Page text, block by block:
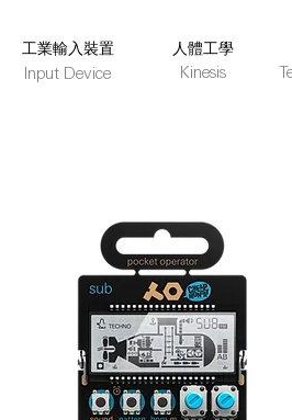
​工業輸入裝置
Input Device
人體工學
Kinesis